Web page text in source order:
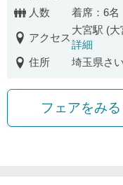
人数
着席：6名
アクセス
大宮駅 (
詳細
住所
埼玉県さ
フェアをみる